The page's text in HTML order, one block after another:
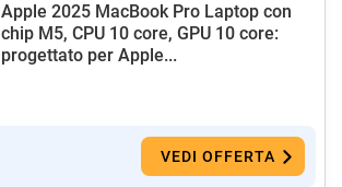
Apple 2025 MacBook Pro Laptop con
chip M5, CPU 10 core, GPU 10 core:
progettato per Apple...
VEDI OFFERTA